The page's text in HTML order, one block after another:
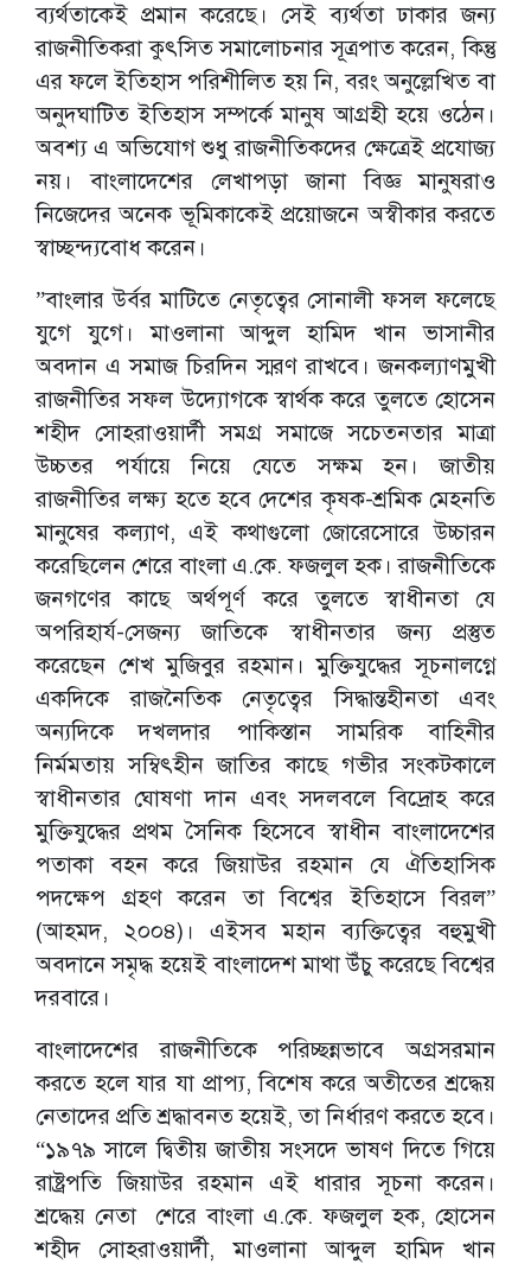
ব্যর্থতাকেই প্রমান করেছে। সেই ব্যর্থতা ঢাকার জন্য
রাজনীতিকরা কুৎসিত সমালোচনার সূত্রপাত করেন, কিন্তু
এর ফলে ইতিহাস পরিশীলিত হয় নি, বরং অনুল্লেখিত বা
অনুদ্ঘাটিত ইতিহাস সম্পর্কে মানুষ আগ্রহী হয়ে ওঠেন।
অবশ্য এ অভিযোগ শুধু রাজনীতিকদের ক্ষেত্রেই প্রযোজ্য
নয়। বাংলাদেশের লেখাপড়া জানা বিজ্ঞ মানুষরাও
নিজেদের অনেক ভূমিকাকেই প্রয়োজনে অস্বীকার করতে
স্বাচ্ছন্দ্যবোধ করেন।
”বাংলার উর্বর মাটিতে নেতৃত্বের সোনালী ফসল ফলেছে
যুগে যুগে। মাওলানা আব্দুল হামিদ খান ভাসানীর
অবদান এ সমাজ চিরদিন স্মরণ রাখবে। জনকল্যাণমুখী
রাজনীতির সফল উদ্যোগকে স্বার্থক করে তুলতে হোসেন
শহীদ সোহরাওয়ার্দী সমগ্র সমাজে সচেতনতার মাত্রা
উচ্চতর পর্যায়ে নিয়ে যেতে সক্ষম হন। জাতীয়
রাজনীতির লক্ষ্য হতে হবে দেশের কৃষক-শ্রমিক মেহনতি
মানুষের কল্যাণ, এই কথাগুলো জোরেসোরে উচ্চারন
করেছিলেন শেরে বাংলা এ.কে. ফজলুল হক। রাজনীতিকে
জনগণের কাছে অর্থপূর্ণ করে তুলতে স্বাধীনতা যে
অপরিহার্য-সেজন্য জাতিকে স্বাধীনতার জন্য প্রস্তুত
করেছেন শেখ মুজিবুর রহমান। মুক্তিযুদ্ধের সূচনালগ্নে
একদিকে রাজনৈতিক নেতৃত্বের সিদ্ধান্তহীনতা এবং
অন্যদিকে দখলদার পাকিস্তান সামরিক বাহিনীর
নির্মমতায় সম্বিৎহীন জাতির কাছে গভীর সংকটকালে
স্বাধীনতার ঘোষণা দান এবং সদলবলে বিদ্রোহ করে
মুক্তিযুদ্ধের প্রথম সৈনিক হিসেবে স্বাধীন বাংলাদেশের
পতাকা বহন করে জিয়াউর রহমান যে ঐতিহাসিক
পদক্ষেপ গ্রহণ করেন তা বিশ্বের ইতিহাসে বিরল”
(আহমদ, ২০০৪)। এইসব মহান ব্যক্তিত্বের বহুমুখী
অবদানে সমৃদ্ধ হয়েই বাংলাদেশ মাথা উঁচু করেছে বিশ্বের
দরবারে।
বাংলাদেশের রাজনীতিকে পরিচ্ছন্নভাবে অগ্রসরমান
করতে হলে যার যা প্রাপ্য, বিশেষ করে অতীতের শ্রদ্ধেয়
নেতাদের প্রতি শ্রদ্ধাবনত হয়েই, তা নির্ধারণ করতে হবে।
“১৯৭৯ সালে দ্বিতীয় জাতীয় সংসদে ভাষণ দিতে গিয়ে
রাষ্ট্রপতি জিয়াউর রহমান এই ধারার সূচনা করেন।
শ্রদ্ধেয় নেতা শেরে বাংলা এ.কে. ফজলুল হক, হোসেন
শহীদ সোহরাওয়ার্দী, মাওলানা আব্দুল হামিদ খান